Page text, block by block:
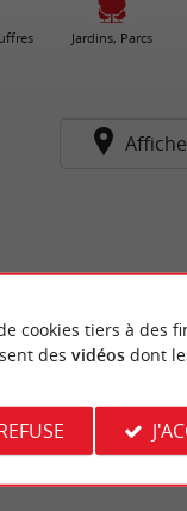
Jardins, Parcs
cookies tiers à des
des vidéosdont